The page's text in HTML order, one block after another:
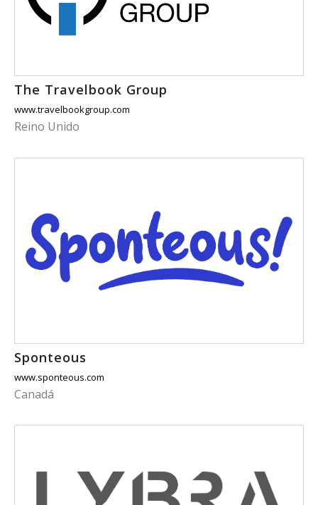
The Travelbook Group
www.travelbookgroup.com
Reino Unido
Sponteous
www.sponteous.com
Canadá